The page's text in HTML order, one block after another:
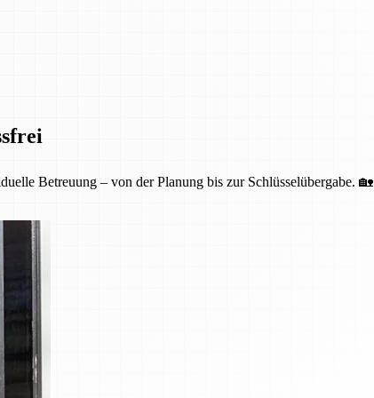
Betreuung – von der Planung bis zur Schlüsselübergabe. 🏡